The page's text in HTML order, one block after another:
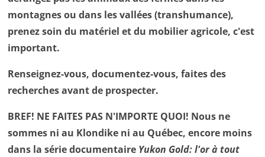
montagnes ou dans les vallées (transhumance),
prenez soin du matériel et du mobilier agricole, c'est
important.
Renseignez-vous, documentez-vous, faites des
recherches avant de prospecter.
BREF! NE FAITES PAS N'IMPORTE QUOI! Nous ne
sommes ni au Klondike ni au Québec, encore moins
dans la série documentaire Yukon Gold: l'or à tout